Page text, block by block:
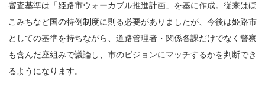
審査基準は「姫路市ウォーカブル推進計画」を基に作成。従来はほ
こみちなど国の特例制度に則る必要がありましたが、今後は姫路市
としての基準を持ちながら、道路管理者・関係各課だけでなく警察
も含んだ座組みで議論し、市のビジョンにマッチするかを判断でき
るようになります。